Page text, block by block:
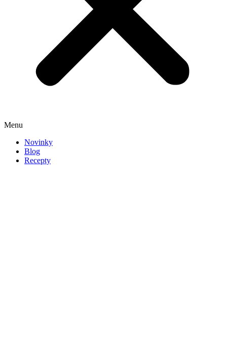
Menu
Novinky
Blog
Recepty